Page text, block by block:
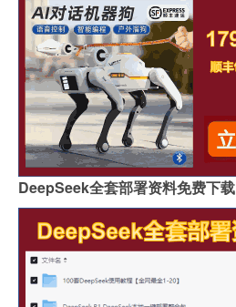
DeepSeek全套部署资料免费下载